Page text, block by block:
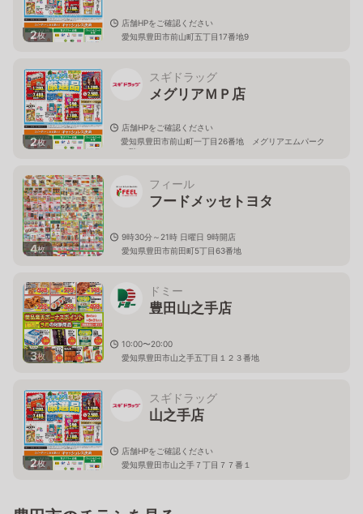
2枚
店舗HPをご確認ください
愛知県豊田市前山町五丁目17番地9
2枚
スギドラッグ
メグリアＭＰ店
店舗HPをご確認ください
愛知県豊田市前山町一丁目26番地 メグリアエムパーク
１階
4枚
フィール
フードメッセトヨタ
9時30分～21時 日曜日 9時開店
愛知県豊田市前田町5丁目63番地
3枚
ドミー
豊田山之手店
10:00〜20:00
愛知県豊田市山之手五丁目１２３番地
2枚
スギドラッグ
山之手店
店舗HPをご確認ください
愛知県豊田市山之手７丁目７７番１